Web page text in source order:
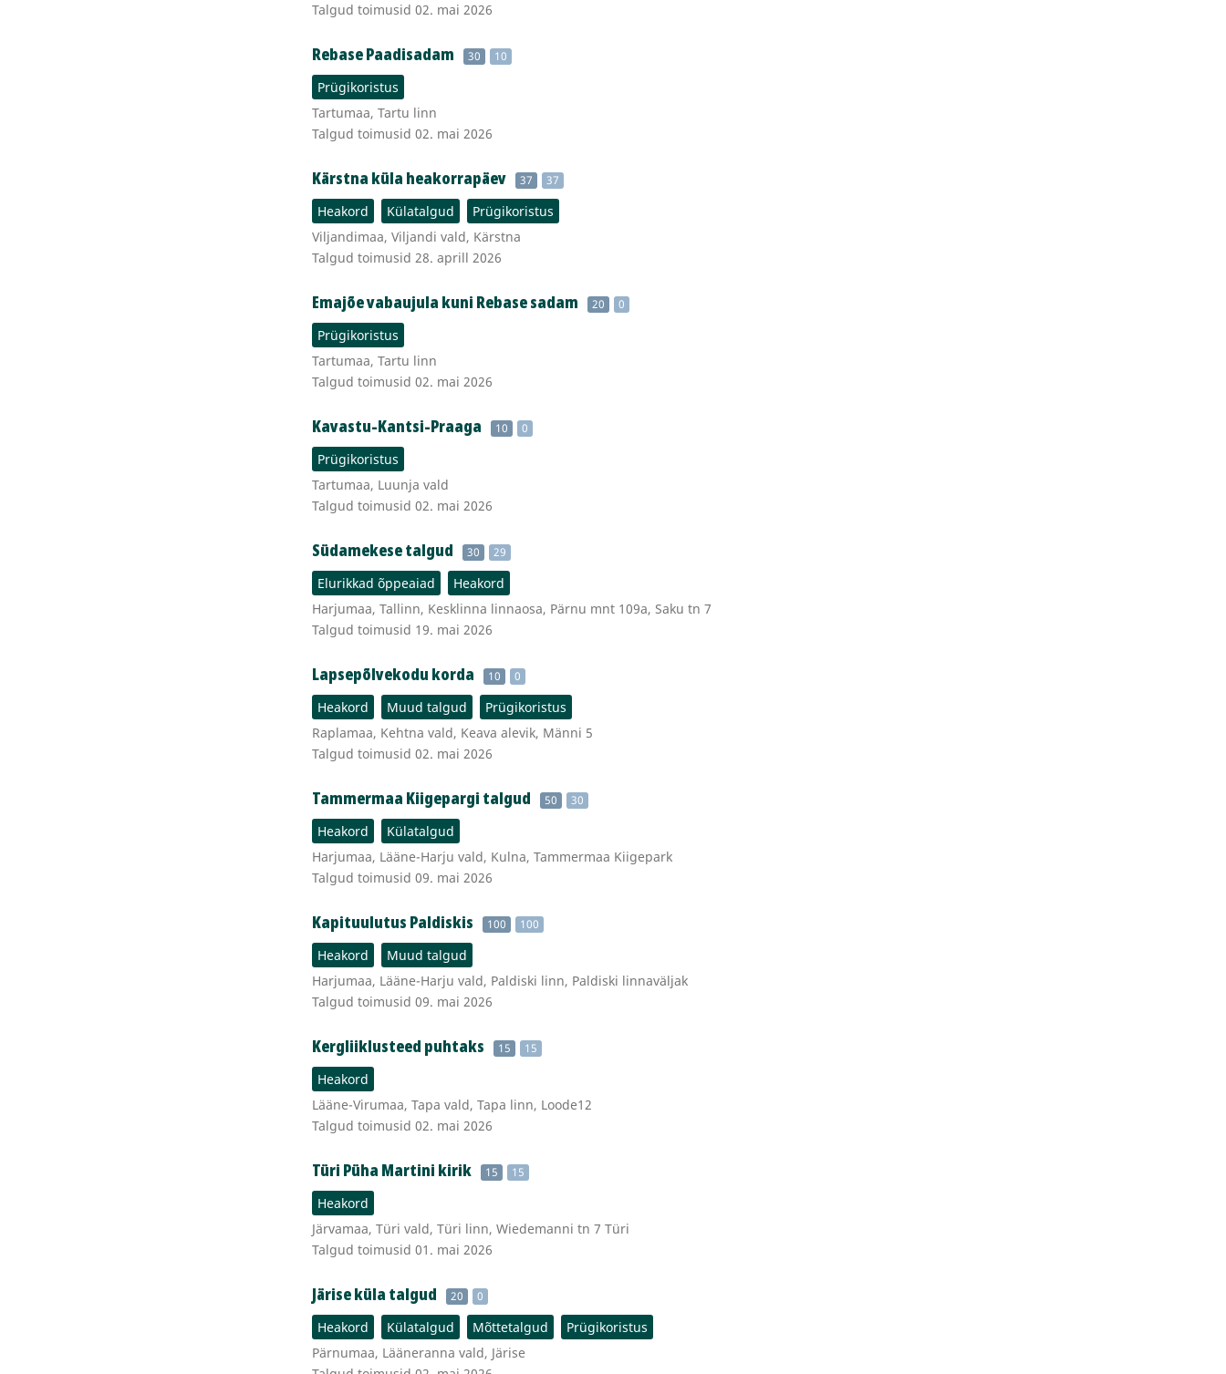
Talgud toimusid 02. mai 2026
Rebase Paadisadam 30 10
Prügikoristus
Tartumaa, Tartu linn
Talgud toimusid 02. mai 2026
Kärstna küla heakorrapäev 37 37
Heakord Külatalgud
Prügikoristus
Viljandimaa, Viljandi vald, Kärstna
Talgud toimusid 28. aprill 2026
Emajõe vabaujula kuni Rebase sadam 20 0
Prügikoristus
Tartumaa, Tartu linn
Talgud toimusid 02. mai 2026
Kavastu-Kantsi-Praaga 10 0
Prügikoristus
Tartumaa, Luunja vald
Talgud toimusid 02. mai 2026
Südamekese talgud 30 29
Elurikkad õppeaiad
Heakord
Harjumaa, Tallinn, Kesklinna linnaosa, Pärnu mnt 109a, Saku tn 7
Talgud toimusid 19. mai 2026
Lapsepõlvekodu korda 10 0
Heakord Muud talgud
Prügikoristus
Raplamaa, Kehtna vald, Keava alevik, Männi 5
Talgud toimusid 02. mai 2026
Tammermaa Kiigepargi talgud 50 30
Heakord
Külatalgud
Harjumaa, Lääne-Harju vald, Kulna, Tammermaa Kiigepark
Talgud toimusid 09. mai 2026
Kapituulutus Paldiskis 100 100
Heakord
Muud talgud
Harjumaa, Lääne-Harju vald, Paldiski linn, Paldiski linnaväljak
Talgud toimusid 09. mai 2026
Kergliiklusteed puhtaks 15 15
Heakord
Lääne-Virumaa, Tapa vald, Tapa linn, Loode12
Talgud toimusid 02. mai 2026
Türi Püha Martini kirik 15 15
Heakord
Järvamaa, Türi vald, Türi linn, Wiedemanni tn 7 Türi
Talgud toimusid 01. mai 2026
Järise küla talgud 20 0
Heakord Külatalgud Mõttetalgud
Prügikoristus
Pärnumaa, Lääneranna vald, Järise